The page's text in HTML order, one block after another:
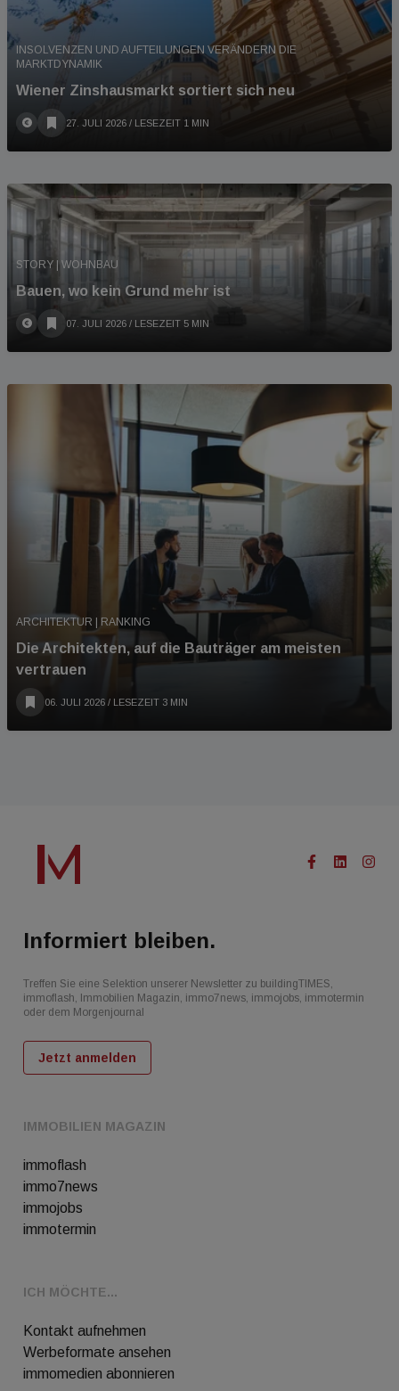
INSOLVENZEN UND AUFTEILUNGEN VERÄNDERN DIE
MARKTDYNAMIK
Wiener Zinshausmarkt sortiert sich neu
27. JULI 2026 / LESEZEIT 1 MIN
STORY | WOHNBAU
Bauen, wo kein Grund mehr ist
07. JULI 2026 / LESEZEIT 5 MIN
ARCHITEKTUR | RANKING
Die Architekten, auf die Bauträger am meisten
vertrauen
06. JULI 2026 / LESEZEIT 3 MIN
IMMOBILIEN MAGAZIN
immoflash
immo7news
immojobs
immotermin
ICH MÖCHTE...
Kontakt aufnehmen
Werbeformate ansehen
immomedien abonnieren
Informiert bleiben.
Treffen Sie eine Selektion unserer Newsletter zu buildingTIMES,
immoflash, Immobilien Magazin, immo7news, immojobs, immotermin
oder dem Morgenjournal
Jetzt anmelden